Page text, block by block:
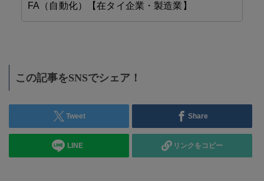
FA（自動化）【在タイ企業・製造業】
この記事をSNSでシェア！
Tweet Share
LINE リンクをコピー